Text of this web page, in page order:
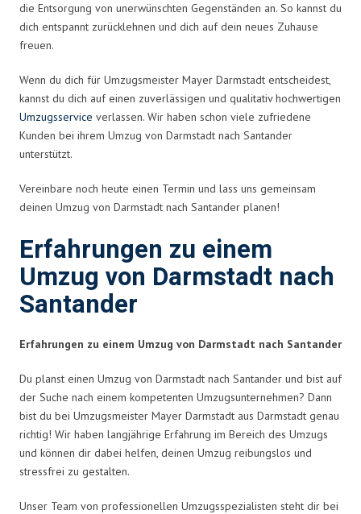
die Entsorgung von unerwünschten Gegenständen an. So kannst du
dich entspannt zurücklehnen und dich auf dein neues Zuhause
freuen.
Wenn du dich für Umzugsmeister Mayer Darmstadt entscheidest,
kannst du dich auf einen zuverlässigen und qualitativ hochwertigen
Umzugsservice verlassen. Wir haben schon viele zufriedene
Kunden bei ihrem Umzug von Darmstadt nach Santander
unterstützt.
Vereinbare noch heute einen Termin und lass uns gemeinsam
deinen Umzug von Darmstadt nach Santander planen!
Erfahrungen zu einem
Umzug von Darmstadt nach
Santander
Erfahrungen zu einem Umzug von Darmstadt nach Santander
Du planst einen Umzug von Darmstadt nach Santander und bist auf
der Suche nach einem kompetenten Umzugsunternehmen? Dann
bist du bei Umzugsmeister Mayer Darmstadt aus Darmstadt genau
richtig! Wir haben langjährige Erfahrung im Bereich des Umzugs
und können dir dabei helfen, deinen Umzug reibungslos und
stressfrei zu gestalten.
Unser Team von professionellen Umzugsspezialisten steht dir bei